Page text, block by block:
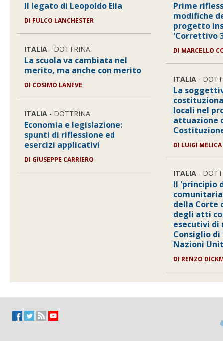
Il legato di Leopoldo Elia
DI FULCO LANCHESTER
ITALIA - DOTTRINA
La scuola va cambiata nel
merito, ma anche con merito
DI COSIMO LANEVE
ITALIA - DOTTRINA
Economia e legislazione:
spunti di riflessione ed
esercizi applicativi
DI GIUSEPPE CARRIERO
Prime
modifiche
progetto
'Correttivo
DI MARCELLO
ITALIA -
La
locali nel
attuazione
DI LUIGI MELICA
ITALIA -
Il 'principio
della Corte
degli atti
esecutivi di
Consiglio di
Nazioni
DI RENZO